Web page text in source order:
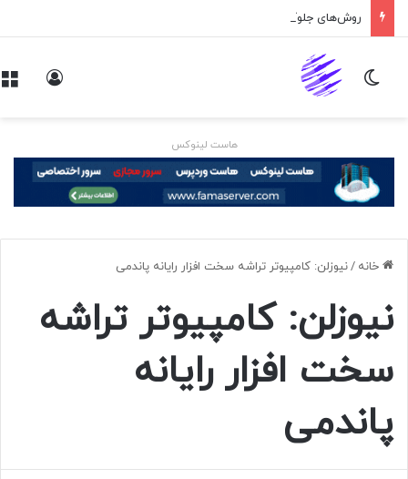
تغییر پوسته
هاست لینوکس
خانه /نیوزلن: کامپیوتر تراشه سخت افزار رایانه پاندمی
نیوزلن: کامپیوتر تراشه
سخت افزار رایانه
پاندمی